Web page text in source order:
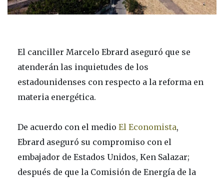
El canciller Marcelo Ebrard aseguró que se
atenderán las inquietudes de los
estadounidenses con respecto a la reforma en
materia energética.
De acuerdo con el medio El Economista,
Ebrard aseguró su compromiso con el
embajador de Estados Unidos, Ken Salazar;
después de que la Comisión de Energía de la